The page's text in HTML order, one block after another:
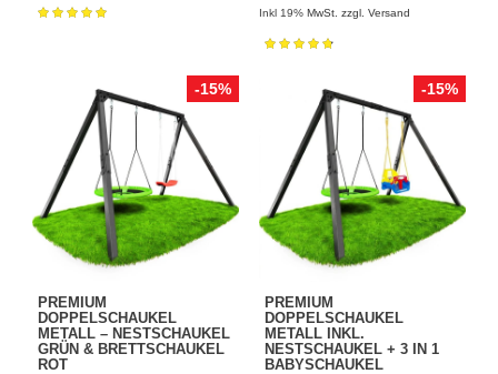
Bewertung: Inkl 19% MwSt. zzgl. Versand
Bewertung:
-15%
PREMIUM
DOPPELSCHAUKEL
METALL – NESTSCHAUKEL
GRÜN & BRETTSCHAUKEL
ROT
-15%
PREMIUM
DOPPELSCHAUKEL
METALL INKL.
NESTSCHAUKEL + 3 IN 1
BABYSCHAUKEL